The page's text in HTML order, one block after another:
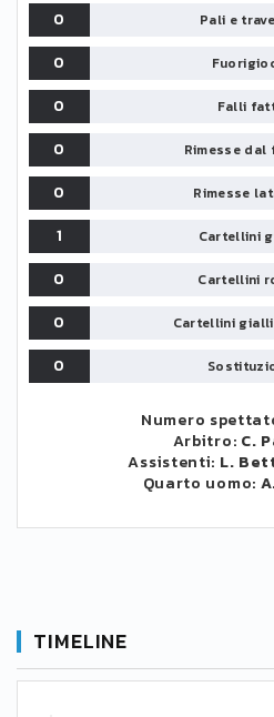
0 Pali e
0
0
Falli
0
Rimesse dal
0
Rimesse
1
Cartellini
0
Cartellini
0
Cartellini
0
Numero
Arbitro: C.
Assistenti: L.
Quarto uomo:
TIMELINE